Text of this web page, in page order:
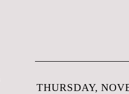
THURSDAY,